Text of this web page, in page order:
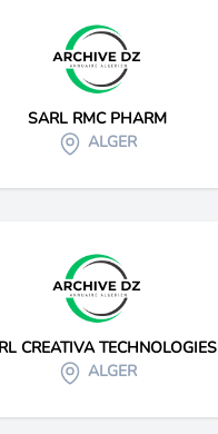
SARL RMC PHARM
ALGER
CREATIVA TECHNOLOGIES
ALGER